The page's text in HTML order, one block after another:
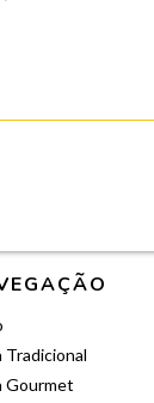
Tradicional
Gourmet